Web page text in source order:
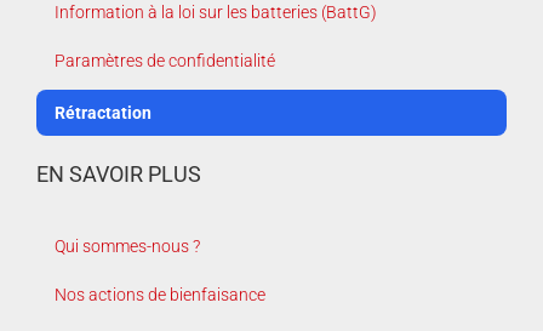
Information à la loi sur les batteries (BattG)
Paramètres de confidentialité
Rétractation
EN SAVOIR PLUS
Qui sommes-nous ?
Nos actions de bienfaisance